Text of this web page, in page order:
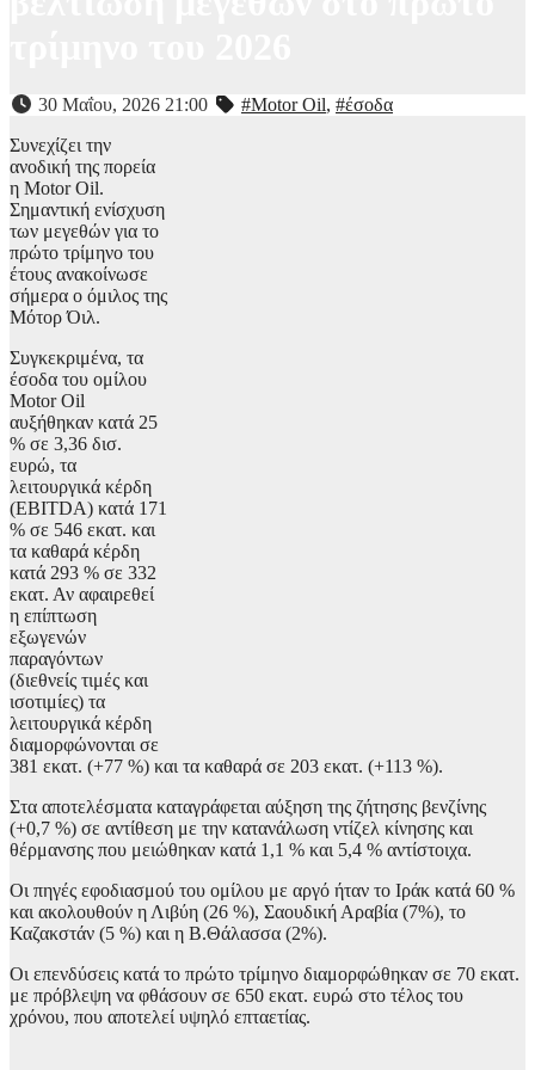
30 Μαΐου, 2026 21:00 #Motor Oil, #έσοδα
Συνεχίζει την
ανοδική της πορεία
η Motor Oil.
Σημαντική ενίσχυση
των μεγεθών για το
πρώτο τρίμηνο του
έτους ανακοίνωσε
σήμερα ο όμιλος της
Μότορ Όιλ.
Συγκεκριμένα, τα
έσοδα του ομίλου
Motor Oil
αυξήθηκαν κατά 25
% σε 3,36 δισ.
ευρώ, τα
λειτουργικά κέρδη
(EBITDA) κατά 171
% σε 546 εκατ. και
τα καθαρά κέρδη
κατά 293 % σε 332
εκατ. Αν αφαιρεθεί
η επίπτωση
εξωγενών
παραγόντων
(διεθνείς τιμές και
ισοτιμίες) τα
λειτουργικά κέρδη
διαμορφώνονται σε
381 εκατ. (+77 %) και τα καθαρά σε 203 εκατ. (+113 %).
Στα αποτελέσματα καταγράφεται αύξηση της ζήτησης βενζίνης
(+0,7 %) σε αντίθεση με την κατανάλωση ντίζελ κίνησης και
θέρμανσης που μειώθηκαν κατά 1,1 % και 5,4 % αντίστοιχα.
Οι πηγές εφοδιασμού του ομίλου με αργό ήταν το Ιράκ κατά 60 %
και ακολουθούν η Λιβύη (26 %), Σαουδική Αραβία (7%), το
Καζακστάν (5 %) και η Β.Θάλασσα (2%).
Οι επενδύσεις κατά το πρώτο τρίμηνο διαμορφώθηκαν σε 70 εκατ.
με πρόβλεψη να φθάσουν σε 650 εκατ. ευρώ στο τέλος του
χρόνου, που αποτελεί υψηλό επταετίας.